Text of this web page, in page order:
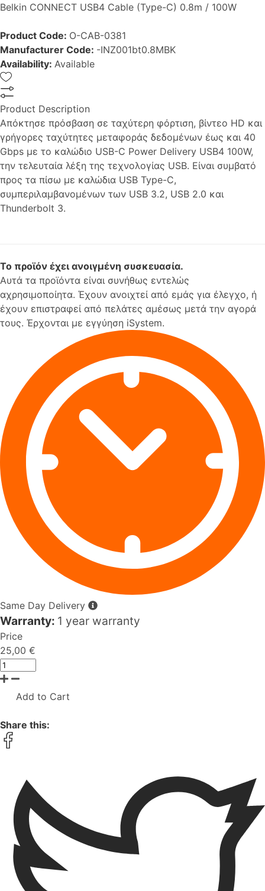
Belkin CONNECT USB4 Cable (Type-C) 0.8m / 100W
Product Code: O-CAB-0381
Manufacturer Code: -INZ001bt0.8MBK
Availability: Available
Product Description
Απόκτησε πρόσβαση σε ταχύτερη φόρτιση, βίντεο HD και
γρήγορες ταχύτητες μεταφοράς δεδομένων έως και 40
Gbps με το καλώδιο USB-C Power Delivery USB4 100W,
την τελευταία λέξη της τεχνολογίας USB. Είναι συμβατό
προς τα πίσω με καλώδια USB Type-C,
συμπεριλαμβανομένων των USB 3.2, USB 2.0 και
Thunderbolt 3.
Το προϊόν έχει ανοιγμένη συσκευασία.
Αυτά τα προϊόντα είναι συνήθως εντελώς
αχρησιμοποίητα. Έχουν ανοιχτεί από εμάς για έλεγχο, ή
έχουν επιστραφεί από πελάτες αμέσως μετά την αγορά
τους. Έρχονται με εγγύηση iSystem.
Same Day Delivery
Warranty: 1 year warranty
Price
25,00 €
Add to Cart
Share this: